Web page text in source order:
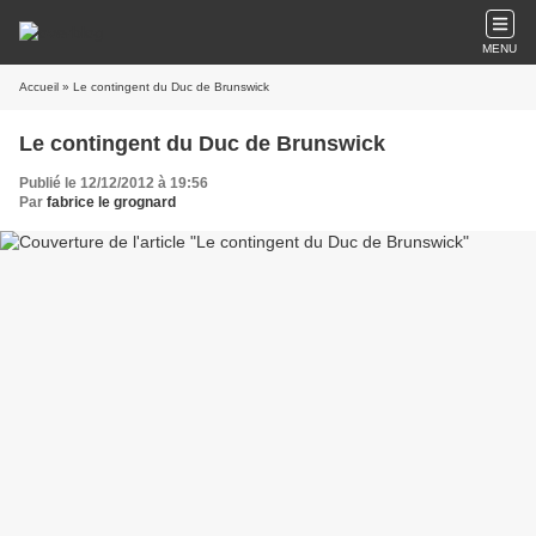
MENU
Accueil » Le contingent du Duc de Brunswick
Le contingent du Duc de Brunswick
Publié le 12/12/2012 à 19:56
Par fabrice le grognard